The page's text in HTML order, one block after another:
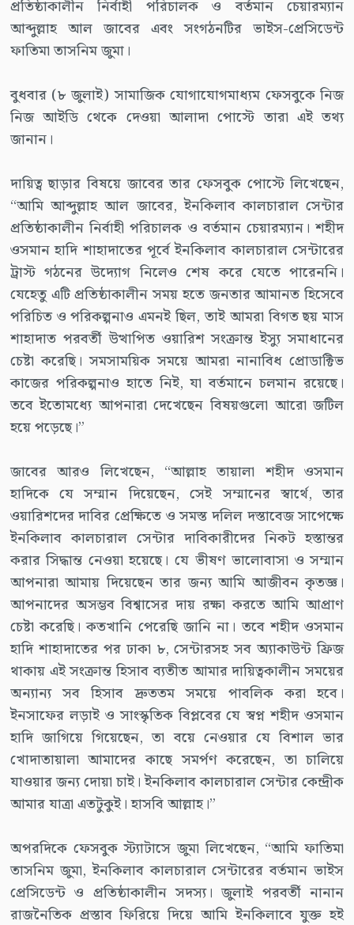
প্রতিষ্ঠাকালীন নির্বাহী পরিচালক ও বর্তমান চেয়ারম্যান
আব্দুল্লাহ আল জাবের এবং সংগঠনটির ভাইস-প্রেসিডেন্ট
ফাতিমা তাসনিম জুমা।
বুধবার (৮ জুলাই) সামাজিক যোগাযোগমাধ্যম ফেসবুকে নিজ
নিজ আইডি থেকে দেওয়া আলাদা পোস্টে তারা এই তথ্য
জানান।
দায়িত্ব ছাড়ার বিষয়ে জাবের তার ফেসবুক পোস্টে লিখেছেন,
“আমি আব্দুল্লাহ আল জাবের, ইনকিলাব কালচারাল সেন্টার
প্রতিষ্ঠাকালীন নির্বাহী পরিচালক ও বর্তমান চেয়ারম্যান। শহীদ
ওসমান হাদি শাহাদাতের পূর্বে ইনকিলাব কালচারাল সেন্টারের
ট্রাস্ট গঠনের উদ্যোগ নিলেও শেষ করে যেতে পারেননি।
যেহেতু এটি প্রতিষ্ঠাকালীন সময় হতে জনতার আমানত হিসেবে
পরিচিত ও পরিকল্পনাও এমনই ছিল, তাই আমরা বিগত ছয় মাস
শাহাদাত পরবর্তী উত্থাপিত ওয়ারিশ সংক্রান্ত ইস্যু সমাধানের
চেষ্টা করেছি। সমসাময়িক সময়ে আমরা নানাবিধ প্রোডাক্টিভ
কাজের পরিকল্পনাও হাতে নিই, যা বর্তমানে চলমান রয়েছে।
তবে ইতোমধ্যে আপনারা দেখেছেন বিষয়গুলো আরো জটিল
হয়ে পড়েছে।”
জাবের আরও লিখেছেন, “আল্লাহ তায়ালা শহীদ ওসমান
হাদিকে যে সম্মান দিয়েছেন, সেই সম্মানের স্বার্থে, তার
ওয়ারিশদের দাবির প্রেক্ষিতে ও সমস্ত দলিল দস্তাবেজ সাপেক্ষে
ইনকিলাব কালচারাল সেন্টার দাবিকারীদের নিকট হস্তান্তর
করার সিদ্ধান্ত নেওয়া হয়েছে। যে ভীষণ ভালোবাসা ও সম্মান
আপনারা আমায় দিয়েছেন তার জন্য আমি আজীবন কৃতজ্ঞ।
আপনাদের অসম্ভব বিশ্বাসের দায় রক্ষা করতে আমি আপ্রাণ
চেষ্টা করেছি। কতখানি পেরেছি জানি না। তবে শহীদ ওসমান
হাদি শাহাদাতের পর ঢাকা ৮, সেন্টারসহ সব অ্যাকাউন্ট ফ্রিজ
থাকায় এই সংক্রান্ত হিসাব ব্যতীত আমার দায়িত্বকালীন সময়ের
অন্যান্য সব হিসাব দ্রুততম সময়ে পাবলিক করা হবে।
ইনসাফের লড়াই ও সাংস্কৃতিক বিপ্লবের যে স্বপ্ন শহীদ ওসমান
হাদি জাগিয়ে গিয়েছেন, তা বয়ে নেওয়ার যে বিশাল ভার
খোদাতায়ালা আমাদের কাছে সমর্পণ করেছেন, তা চালিয়ে
যাওয়ার জন্য দোয়া চাই। ইনকিলাব কালচারাল সেন্টার কেন্দ্রীক
আমার যাত্রা এতটুকুই। হাসবি আল্লাহ।”
অপরদিকে ফেসবুক স্ট্যাটাসে জুমা লিখেছেন, “আমি ফাতিমা
তাসনিম জুমা, ইনকিলাব কালচারাল সেন্টারের বর্তমান ভাইস
প্রেসিডেন্ট ও প্রতিষ্ঠাকালীন সদস্য। জুলাই পরবর্তী নানান
রাজনৈতিক প্রস্তাব ফিরিয়ে দিয়ে আমি ইনকিলাবে যুক্ত হই